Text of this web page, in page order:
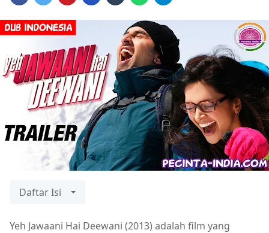
Daftar Isi
Yeh Jawaani Hai Deewani (2013) adalah film yang